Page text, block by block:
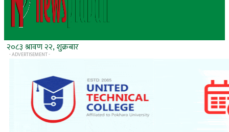
२०८३ श्रावण २२, शुक्रबार
- ADVERTISEMENT -